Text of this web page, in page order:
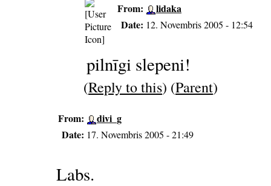
From:
lidaka
Date: 12. Novembris 2005 - 12:54
pilnīgi slepeni!
(Reply to this) (Parent)
From:
divi_g
Date: 17. Novembris 2005 - 21:49
Labs.